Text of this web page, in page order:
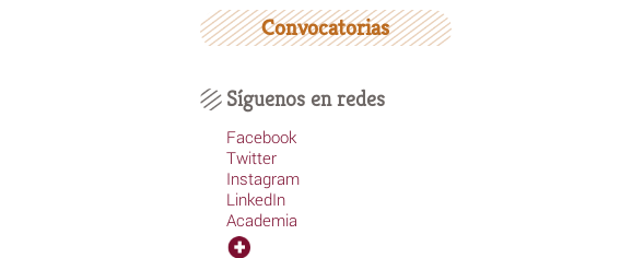
Convocatorias
Síguenos en redes
Facebook
Twitter
Instagram
LinkedIn
Academia